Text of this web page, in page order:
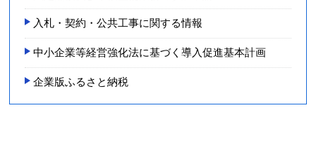
入札・契約・公共工事に関する情報
中小企業等経営強化法に基づく導入促進基本計画
企業版ふるさと納税